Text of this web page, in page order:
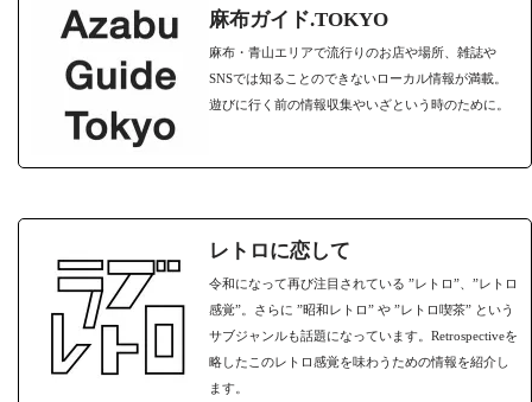
麻布ガイド.TOKYO
麻布・青山エリアで流行りのお店や場所、雑誌や
SNSでは知ることのできないローカル情報が満載。
遊びに行く前の情報収集やいざという時のために。
レトロに恋して
令和になって再び注目されている ”レトロ”、”レトロ
感覚”。さらに ”昭和レトロ” や ”レトロ喫茶” という
サブジャンルも話題になっています。Retrospectiveを
略したこのレトロ感覚を味わうための情報を紹介し
ます。